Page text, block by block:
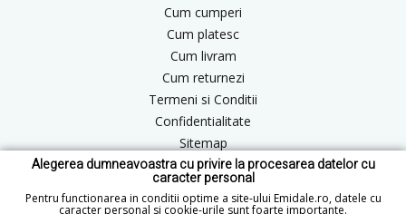
Alegerea dumneavoastra cu privire la procesarea datelor cu
caracter personal
Pentru functionarea in conditii optime a site-ului Emidale.ro, datele cu
caracter personal si cookie-urile sunt foarte importante.
Cum cumperi
Cum platesc
Cum livram
Cum returnezi
Termeni si Conditii
Confidentialitate
Sitemap
Blog
ANPC